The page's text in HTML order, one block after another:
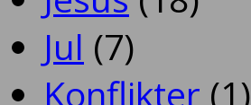
Jul (7)
Konflikter (1)